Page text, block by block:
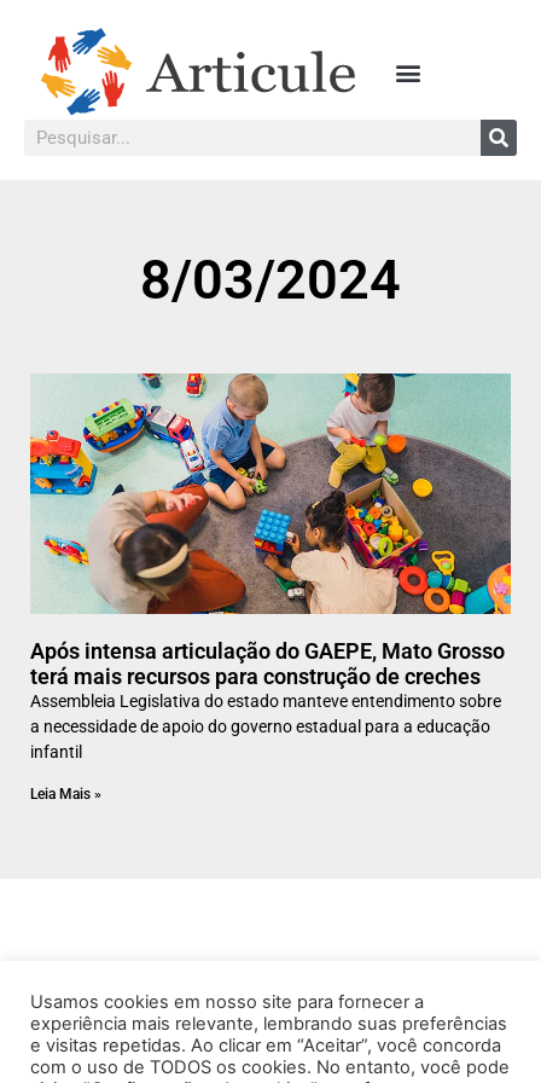
8/03/2024
Após intensa articulação do GAEPE, Mato Grosso
terá mais recursos para construção de creches
Assembleia Legislativa do estado manteve entendimento sobre
a necessidade de apoio do governo estadual para a educação
infantil
Leia Mais »
Usamos cookies em nosso site para fornecer a
experiência mais relevante, lembrando suas preferências
e visitas repetidas. Ao clicar em “Aceitar”, você concorda
com o uso de TODOS os cookies. No entanto, você pode